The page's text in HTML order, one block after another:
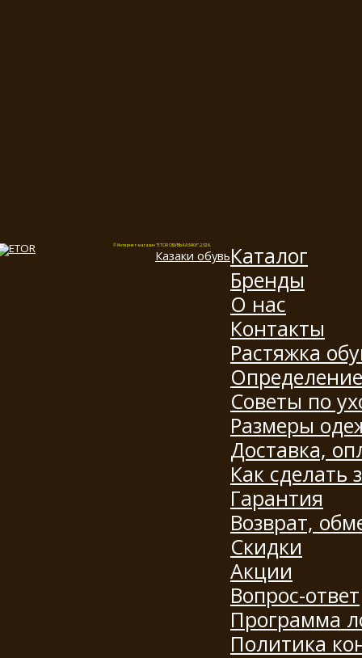
© Интернет-магазин "ETOR ОБУВЬ КАЗАКИ", 2026.
Казаки обувьКаталог
Бренды
О нас
Контакты
Растяжка
Советы по
Размеры
Доставка,
Как сделать
Гарантия
Возврат,
Скидки
Акции
Вопрос-ответ
Программа
Политика